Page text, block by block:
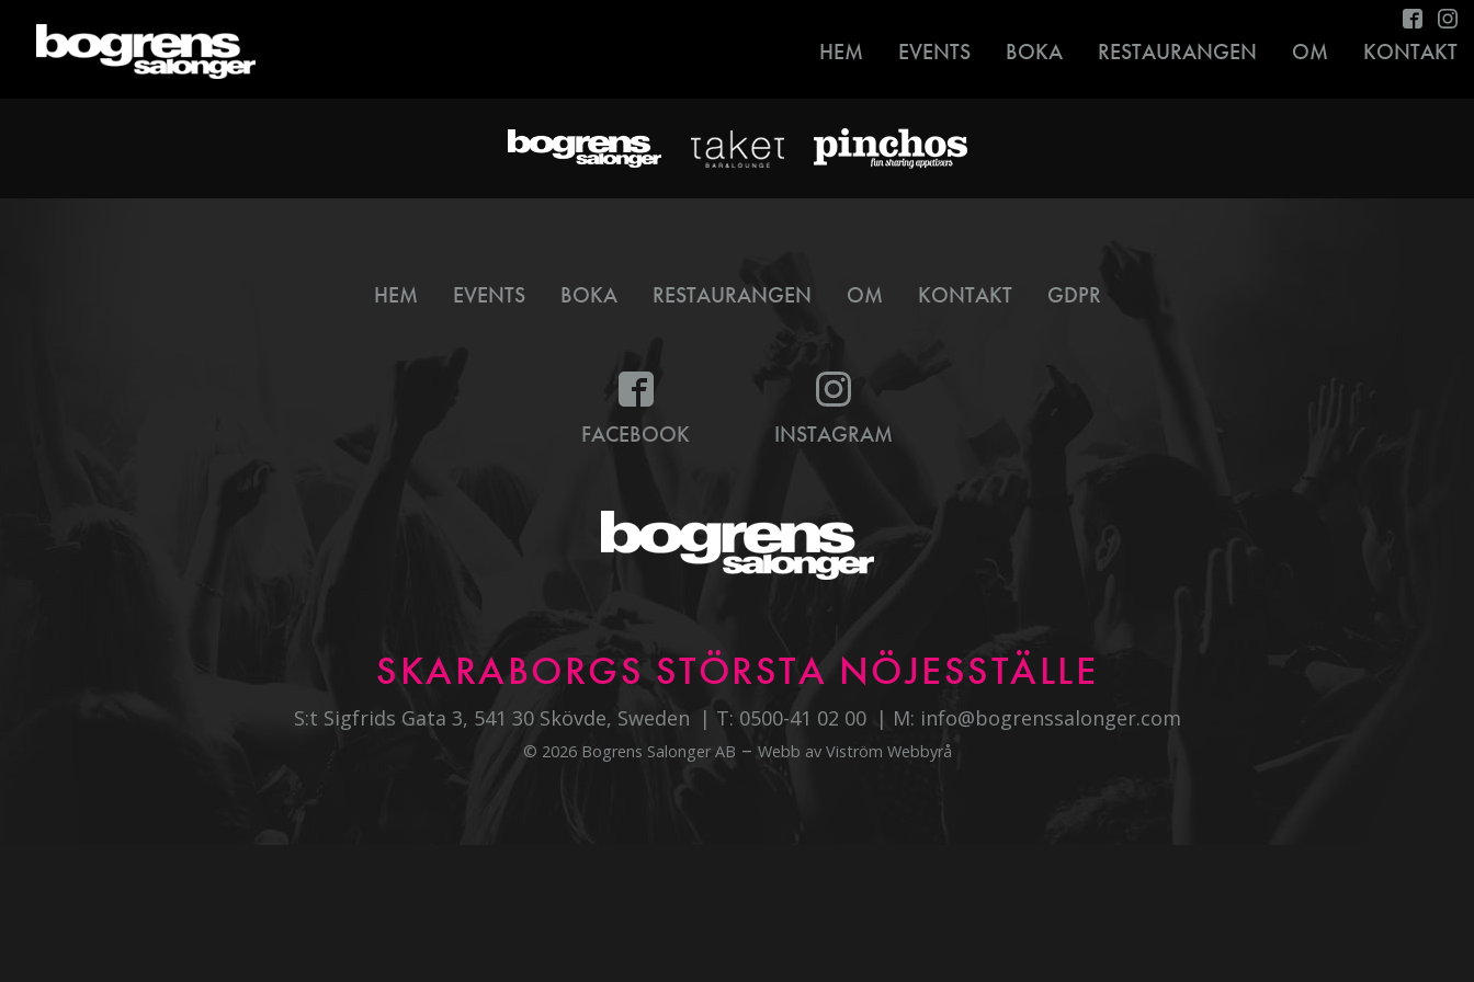
HEM EVENTS BOKA RESTAURANGEN OM KONTAKT
HEM EVENTS BOKA RESTAURANGEN OM KONTAKT GDPR
FACEBOOK INSTAGRAM
SKARABORGS STÖRSTA NÖJESSTÄLLE
S:t Sigfrids Gata 3, 541 30 Skövde, Sweden T: 0500-41 02 00 M: info@bogrenssalonger.com
© 2026 Bogrens Salonger AB – Webb av Viström Webbyrå